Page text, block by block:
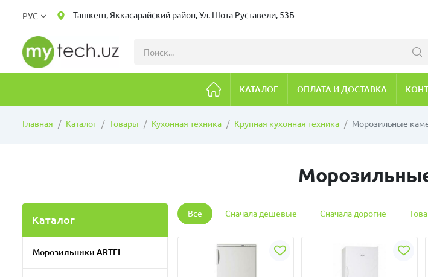
РУС Ташкент, Яккасарайский район, Ул. Шота Руставели, 53Б
КАТАЛОГ ОПЛАТА И ДОСТАВКА
Главная Каталог Товары Кухонная техника Крупная кухонная техника Морозильные
Каталог
Морозильники ARTEL
Все Сначала дешевые Сначала дорогие